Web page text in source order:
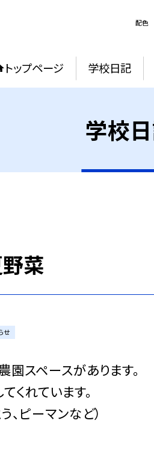
配色
トップページ 学校日記
学校
菜
せ
スペースがあります。
くれています。
、ピーマンなど）